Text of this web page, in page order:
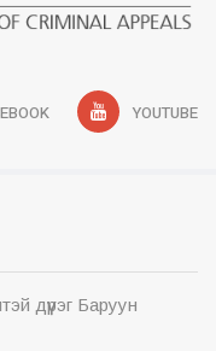
YOUTUBE
дүүрэг Баруун